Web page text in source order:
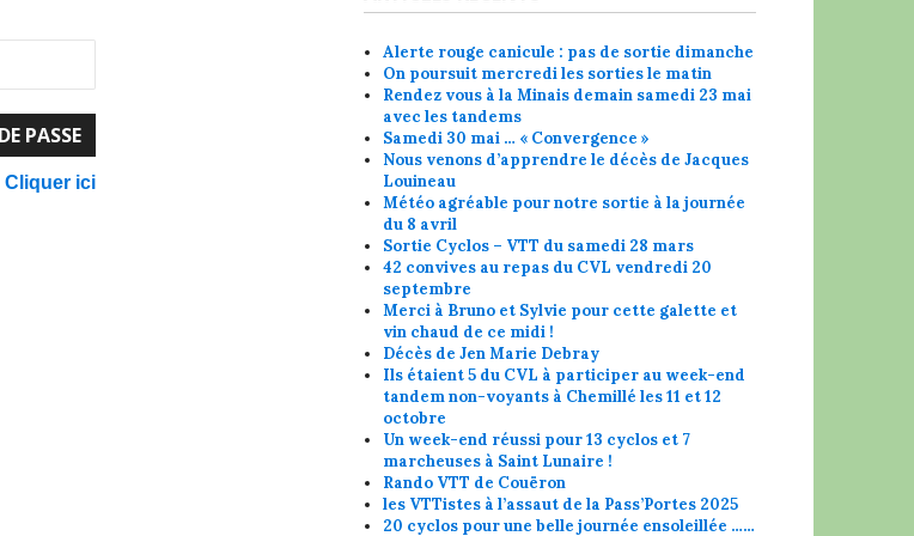
Cliquer ici
Alerte rouge canicule : pas de sortie dimanche
On poursuit mercredi les sorties le matin
Rendez vous à la Minais demain samedi 23 mai
avec les tandems
Samedi 30 mai … « Convergence »
Nous venons d’apprendre le décès de Jacques
Louineau
Météo agréable pour notre sortie à la journée
du 8 avril
Sortie Cyclos – VTT du samedi 28 mars
42 convives au repas du CVL vendredi 20
septembre
Merci à Bruno et Sylvie pour cette galette et
vin chaud de ce midi !
Décès de Jen Marie Debray
Ils étaient 5 du CVL à participer au week-end
tandem non-voyants à Chemillé les 11 et 12
octobre
Un week-end réussi pour 13 cyclos et 7
marcheuses à Saint Lunaire !
Rando VTT de Couëron
les VTTistes à l’assaut de la Pass’Portes 2025
20 cyclos pour une belle journée ensoleillée ……